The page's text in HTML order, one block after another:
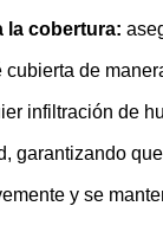
la cobertura:
cubierta de
infiltración de
garantizando
y se